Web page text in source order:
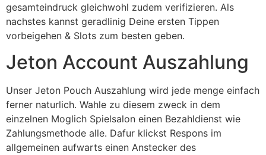
gesamteindruck gleichwohl zudem verifizieren. Als
nachstes kannst geradlinig Deine ersten Tippen
vorbeigehen & Slots zum besten geben.
Jeton Account Auszahlung
Unser Jeton Pouch Auszahlung wird jede menge einfach
ferner naturlich. Wahle zu diesem zweck in dem
einzelnen Moglich Spielsalon einen Bezahldienst wie
Zahlungsmethode alle. Dafur klickst Respons im
allgemeinen aufwarts einen Anstecker des